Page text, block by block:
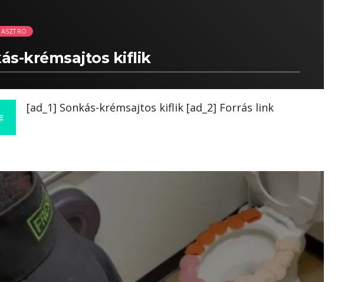
krémsajtos kiflik
[ad_1] Sonkás-krémsajtos kiflik [ad_2] Forrás link
TIME